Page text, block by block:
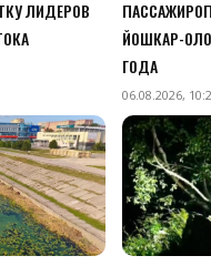
ЛИДЕРОВ
ЙОШКАР-
ГОДА
06.08.2026,